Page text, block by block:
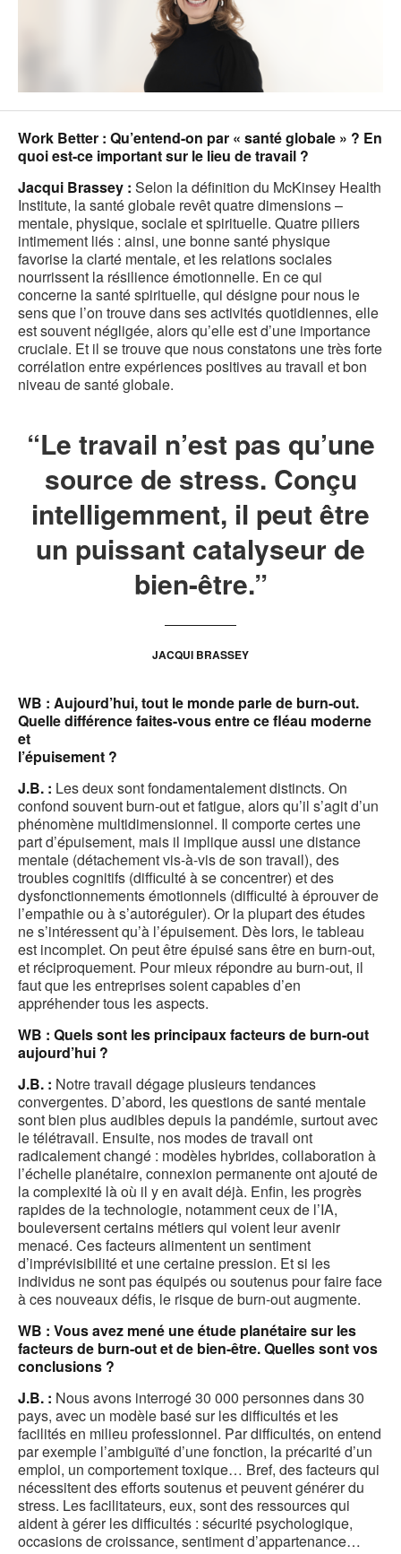
Work Better : Qu’entend-on par « santé globale » ? En
quoi est-ce important sur le lieu de travail ?
Jacqui Brassey : Selon la définition du McKinsey Health
Institute, la santé globale revêt quatre dimensions –
mentale, physique, sociale et spirituelle. Quatre piliers
intimement liés : ainsi, une bonne santé physique
favorise la clarté mentale, et les relations sociales
nourrissent la résilience émotionnelle. En ce qui
concerne la santé spirituelle, qui désigne pour nous le
sens que l’on trouve dans ses activités quotidiennes, elle
est souvent négligée, alors qu’elle est d’une importance
cruciale. Et il se trouve que nous constatons une très forte
corrélation entre expériences positives au travail et bon
niveau de santé globale.
“Le travail n’est pas qu’une
source de stress. Conçu
intelligemment, il peut être
un puissant catalyseur de
bien-être.”
JACQUI BRASSEY
WB : Aujourd’hui, tout le monde parle de burn-out.
Quelle différence faites-vous entre ce fléau moderne
et
l’épuisement ?
J.B. : Les deux sont fondamentalement distincts. On
confond souvent burn-out et fatigue, alors qu’il s’agit d’un
phénomène multidimensionnel. Il comporte certes une
part d’épuisement, mais il implique aussi une distance
mentale (détachement vis-à-vis de son travail), des
troubles cognitifs (difficulté à se concentrer) et des
dysfonctionnements émotionnels (difficulté à éprouver de
l’empathie ou à s’autoréguler). Or la plupart des études
ne s’intéressent qu’à l’épuisement. Dès lors, le tableau
est incomplet. On peut être épuisé sans être en burn-out,
et réciproquement. Pour mieux répondre au burn-out, il
faut que les entreprises soient capables d’en
appréhender tous les aspects.
WB : Quels sont les principaux facteurs de burn-out
aujourd’hui ?
J.B. : Notre travail dégage plusieurs tendances
convergentes. D’abord, les questions de santé mentale
sont bien plus audibles depuis la pandémie, surtout avec
le télétravail. Ensuite, nos modes de travail ont
radicalement changé : modèles hybrides, collaboration à
l’échelle planétaire, connexion permanente ont ajouté de
la complexité là où il y en avait déjà. Enfin, les progrès
rapides de la technologie, notamment ceux de l’IA,
bouleversent certains métiers qui voient leur avenir
menacé. Ces facteurs alimentent un sentiment
d’imprévisibilité et une certaine pression. Et si les
individus ne sont pas équipés ou soutenus pour faire face
à ces nouveaux défis, le risque de burn-out augmente.
WB : Vous avez mené une étude planétaire sur les
facteurs de burn-out et de bien-être. Quelles sont vos
conclusions ?
J.B. : Nous avons interrogé 30 000 personnes dans 30
pays, avec un modèle basé sur les difficultés et les
facilités en milieu professionnel. Par difficultés, on entend
par exemple l’ambiguïté d’une fonction, la précarité d’un
emploi, un comportement toxique… Bref, des facteurs qui
nécessitent des efforts soutenus et peuvent générer du
stress. Les facilitateurs, eux, sont des ressources qui
aident à gérer les difficultés : sécurité psychologique,
occasions de croissance, sentiment d’appartenance…